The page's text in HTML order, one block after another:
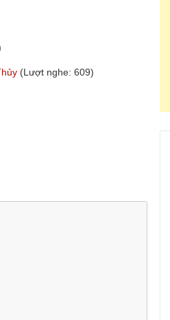
(Lượt nghe: 609)